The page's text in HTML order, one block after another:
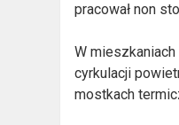
pracował non
W
cyrkulacji
mostkach